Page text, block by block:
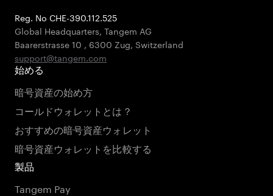
Reg. No CHE-390.112.525
Global Headquarters, Tangem AG
Baarerstrasse 10 , 6300 Zug, Switzerland
support@tangem.com
始める
暗号資産の始め方
コールドウォレットとは？
おすすめの暗号資産ウォレット
暗号資産ウォレットを比較する
製品
Tangem Pay